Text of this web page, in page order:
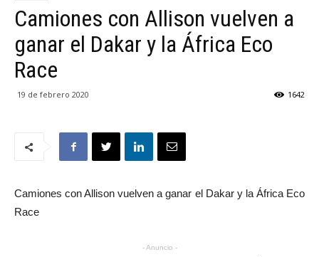
Camiones con Allison vuelven a
ganar el Dakar y la África Eco
Race
19 de febrero 2020 1642
Camiones con Allison vuelven a ganar el Dakar y la África Eco
Race
- Anuncio -